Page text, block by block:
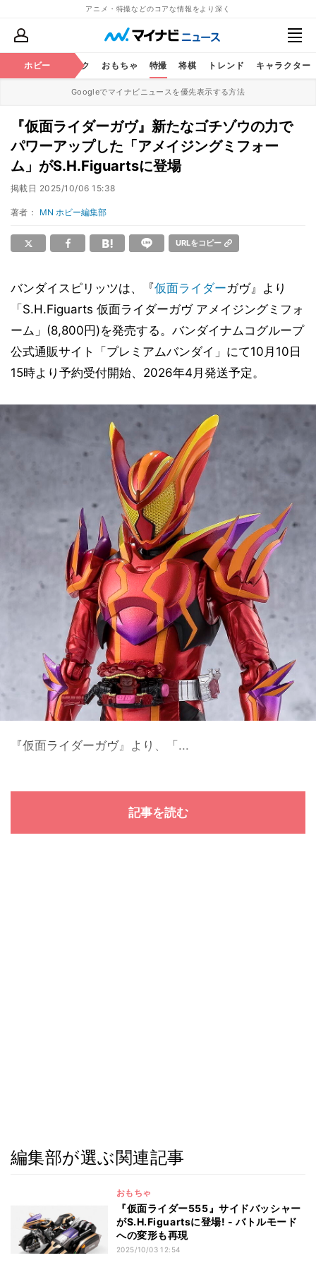
アニメ・特撮などのコアな情報をより深く
ホビー
鉄道 コミック おもちゃ 特撮 将棋 トレンド キャラクター
Googleでマイナビニュースを優先表示する方法
『仮面ライダーガヴ』新たなゴチゾウの力で
パワーアップした「アメイジングミフォー
ム」がS.H.Figuartsに登場
掲載日 2025/10/06 15:38
著者： MN ホビー編集部
URLをコピー
バンダイスピリッツは、『仮面ライダーガヴ』より
「S.H.Figuarts 仮面ライダーガヴ アメイジングミフォ
ーム」(8,800円)を発売する。バンダイナムコグループ
公式通販サイト「プレミアムバンダイ」にて10月10日
15時より予約受付開始、2026年4月発送予定。
『仮面ライダーガヴ』より、「...
記事を読む
編集部が選ぶ関連記事
おもちゃ
『仮面ライダー555』サイドバッシャー
がS.H.Figuartsに登場! - バトルモード
への変形も再現
2025/10/03 12:54